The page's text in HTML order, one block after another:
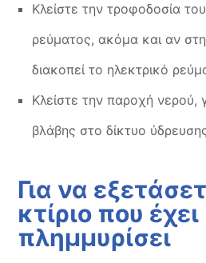
Κλείστε την τροφοδοσία
ρεύματος, ακόμα και αν
διακοπεί το ηλεκτρικό
Κλείστε την παροχή νερού,
βλάβης στο δίκτυο
Για να
κτίριο που έχει
πλημμυρίσει